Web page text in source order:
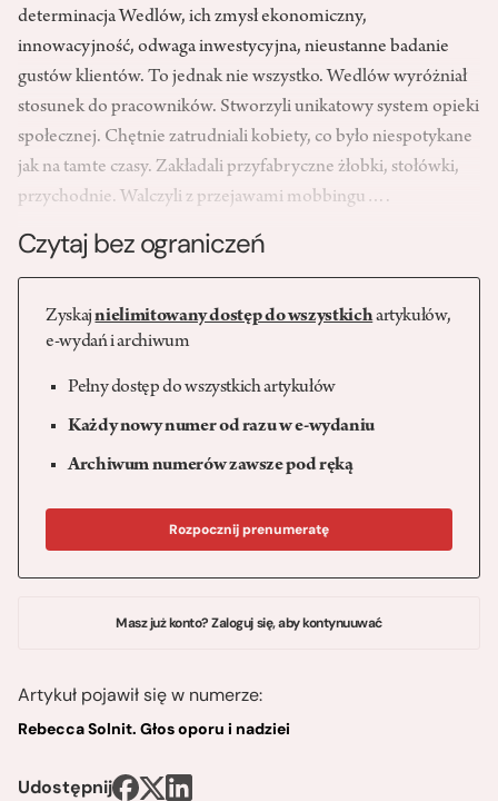
determinacja Wedlów, ich zmysł ekonomiczny,
innowacyjność, odwaga inwestycyjna, nieustanne badanie
gustów klientów. To jednak nie wszystko. Wedlów wyróżniał
stosunek do pracowników. Stworzyli unikatowy system opieki
społecznej. Chętnie zatrudniali kobiety, co było niespotykane
jak na tamte czasy. Zakładali przyfabryczne żłobki, stołówki,
przychodnie. Walczyli z przejawami mobbingu….
Czytaj bez ograniczeń
Zyskajnielimitowany dostęp do wszystkichartykułów,
e-wydań i archiwum
Pełny dostęp do wszystkich artykułów
Każdy nowy numer od razu w e-wydaniu
Archiwum numerów zawsze pod ręką
Rozpocznij prenumeratę
Masz już konto? Zaloguj się, aby kontynuuwać
Artykuł pojawił się w numerze:
Rebecca Solnit. Głos oporu i nadziei
Udostępnij